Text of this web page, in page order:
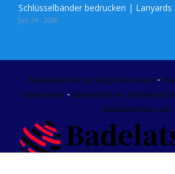
Schlüsselbänder bedrucken | Lanyards
Jun 24 - 2026
Badelatschen günstig bedrucken -
bedrucken - Badelatschen individuell
badelatschen.com